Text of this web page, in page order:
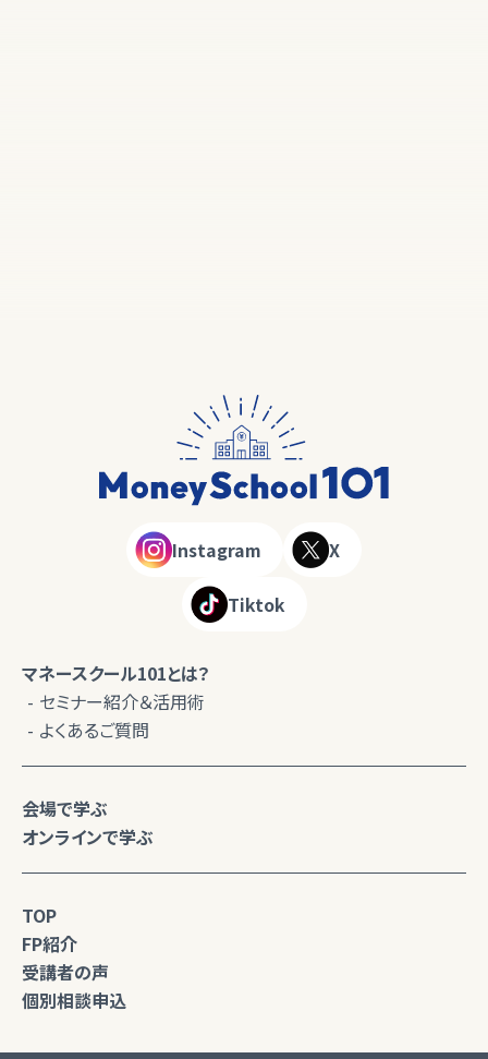
Instagram X
Tiktok
マネースクール101とは？
セミナー紹介＆活用術
よくあるご質問
会場で学ぶ
オンラインで学ぶ
TOP
FP紹介
受講者の声
個別相談申込